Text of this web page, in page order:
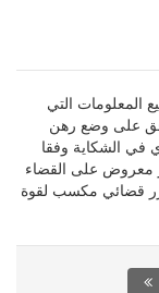
المعلومات التي
للواقع، وأنني موافق على وضع رهن
في الشكاية وفقا
معروض على القضاء
قضائي مكسب لقوة